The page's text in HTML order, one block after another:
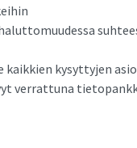
kysyttyjen
verrattuna